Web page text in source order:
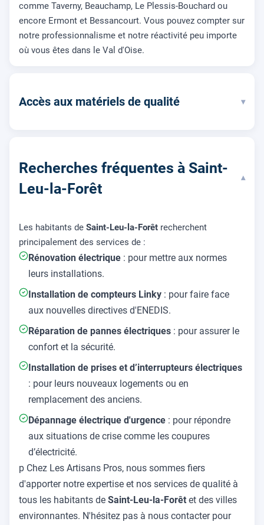
comme Taverny, Beauchamp, Le Plessis-Bouchard ou
encore Ermont et Bessancourt. Vous pouvez compter sur
notre professionnalisme et notre réactivité peu importe
où vous êtes dans le Val d'Oise.
Accès aux matériels de qualité ▾
Recherches fréquentes à Saint-
Leu-la-Forêt
▾
Les habitants de Saint-Leu-la-Forêt recherchent
principalement des services de :
Rénovation électrique : pour mettre aux normes
leurs installations.
Installation de compteurs Linky : pour faire face
aux nouvelles directives d'ENEDIS.
Réparation de pannes électriques : pour assurer le
confort et la sécurité.
Installation de prises et d’interrupteurs électriques
: pour leurs nouveaux logements ou en
remplacement des anciens.
Dépannage électrique d'urgence : pour répondre
aux situations de crise comme les coupures
d’électricité.
p Chez Les Artisans Pros, nous sommes fiers
d'apporter notre expertise et nos services de qualité à
tous les habitants de Saint-Leu-la-Forêt et des villes
environnantes. N'hésitez pas à nous contacter pour